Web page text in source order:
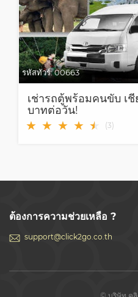
รหัสทัวร์:00663
เช่ารถตู้พร้อมคนขับ เชี
บาทต่อวัน!
★ ★ ★ ★ ★
★ (3)
ต้องการความช่วยเหลือ ?
support@click2go.co.th